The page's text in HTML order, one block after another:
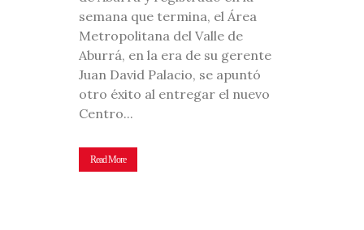
semana que termina, el Área
Metropolitana del Valle de
Aburrá, en la era de su gerente
Juan David Palacio, se apuntó
otro éxito al entregar el nuevo
Centro...
Read More